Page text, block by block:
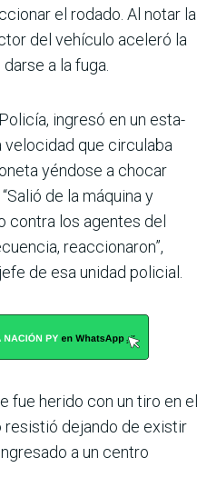
el rodado. Al notar la
del vehículo aceleró la
a la fuga.
ingresó en un esta­
velocidad que circulaba
yéndose a chocar
de la máquina y
contra los agen­tes del
reaccionaron”,
de esa unidad policial.
fue herido con un tiro en el
resistió dejando de existir
a un centro